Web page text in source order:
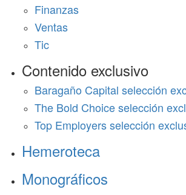
Finanzas
Ventas
Tic
Contenido exclusivo
Baragaño Capital selección
The Bold Choice selección
Top Employers selección
Hemeroteca
Monográficos